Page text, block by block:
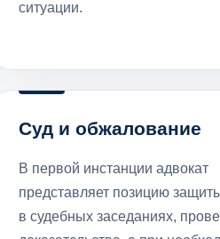
ситуации.
Суд и обжалование
В первой инстанции адвокат
представляет позицию
в судебных заседаниях,